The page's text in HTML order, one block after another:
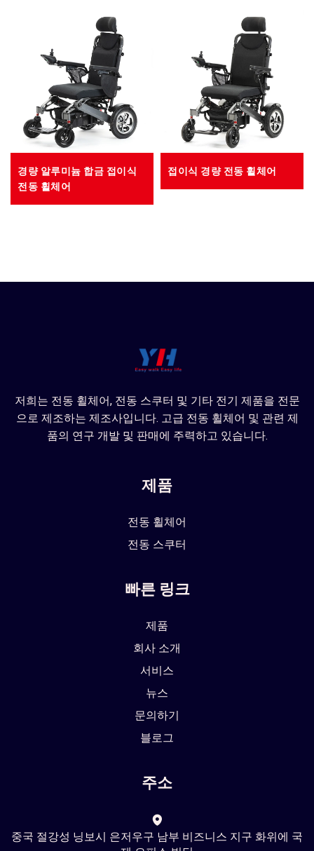
경량 알루미늄 합금 접이식
전동 휠체어
접이식 경량 전동 휠체어
저희는 전동 휠체어, 전동 스쿠터 및 기타 전기 제품을 전문
으로 제조하는 제조사입니다. 고급 전동 휠체어 및 관련 제
품의 연구 개발 및 판매에 주력하고 있습니다.
제품
전동 휠체어
전동 스쿠터
빠른 링크
제품
회사 소개
서비스
뉴스
문의하기
블로그
주소
중국 절강성 닝보시 은저우구 남부 비즈니스 지구 화위에 국